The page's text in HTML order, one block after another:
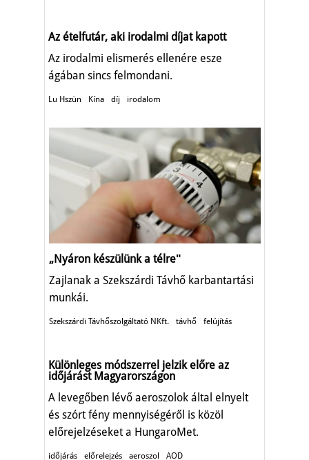
Az ételfutár, aki irodalmi díjat kapott
Az irodalmi elismerés ellenére esze
ágában sincs felmondani.
Lu Hszün Kína díj irodalom
„Nyáron készülünk a télreʺ
Zajlanak a Szekszárdi Távhő karbantartási
munkái.
Szekszárdi Távhőszolgáltató NKft. távhő felújítás
Különleges módszerrel jelzik előre az
időjárást Magyarországon
A levegőben lévő aeroszolok által elnyelt
és szórt fény mennyiségéről is közöl
előrejelzéseket a HungaroMet.
időjárás előrelejzés aeroszol AOD